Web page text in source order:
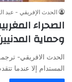
الحدث الإفريقي - عبد
الصحراء
وحماية
المستدام إلا عندما